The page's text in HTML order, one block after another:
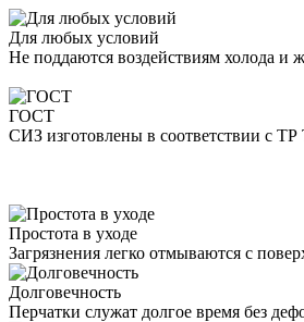
Для любых условий
Не поддаются воздействиям холода и
ГОСТ
СИЗ изготовлены в соответствии с ТР
Простота в уходе
Загрязнения легко отмываются с
Долговечность
Перчатки служат долгое время без